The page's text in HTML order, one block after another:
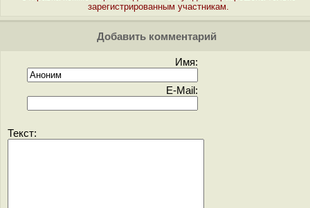
зарегистрированным участникам.
Добавить комментарий
Имя:
E-Mail:
Текст: